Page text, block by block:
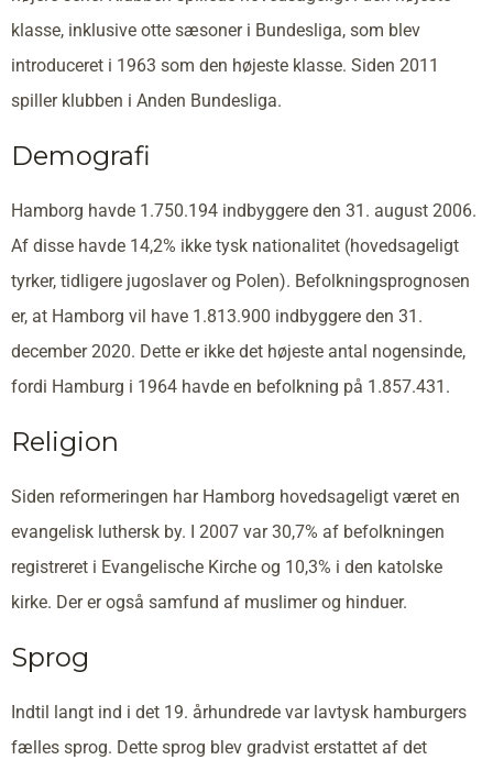
klasse, inklusive otte sæsoner i Bundesliga, som blev
introduceret i 1963 som den højeste klasse. Siden 2011
spiller klubben i Anden Bundesliga.
Demografi
Hamborg havde 1.750.194 indbyggere den 31. august 2006.
Af disse havde 14,2% ikke tysk nationalitet (hovedsageligt
tyrker, tidligere jugoslaver og Polen). Befolkningsprognosen
er, at Hamborg vil have 1.813.900 indbyggere den 31.
december 2020. Dette er ikke det højeste antal nogensinde,
fordi Hamburg i 1964 havde en befolkning på 1.857.431.
Religion
Siden reformeringen har Hamborg hovedsageligt været en
evangelisk luthersk by. I 2007 var 30,7% af befolkningen
registreret i Evangelische Kirche og 10,3% i den katolske
kirke. Der er også samfund af muslimer og hinduer.
Sprog
Indtil langt ind i det 19. århundrede var lavtysk hamburgers
fælles sprog. Dette sprog blev gradvist erstattet af det